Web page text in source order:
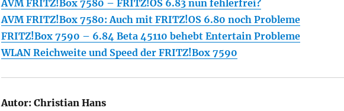
AVM FRITZ!Box 7580 – FRITZ!OS 6.83 nun fehlerfrei?
AVM FRITZ!Box 7580: Auch mit FRITZ!OS 6.80 noch Probleme
FRITZ!Box 7590 – 6.84 Beta 45110 behebt Entertain Probleme
WLAN Reichweite und Speed der FRITZ!Box 7590
Autor:Christian Hans